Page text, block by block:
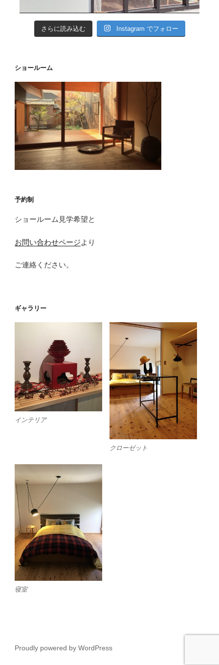
さらに読み込む Instagram でフォロー
ショールーム
予約制
ショールーム見学希望と
お問い合わせページより
ご連絡ください。
ギャラリー
インテリア
クローゼット
寝室
Proudly powered by WordPress